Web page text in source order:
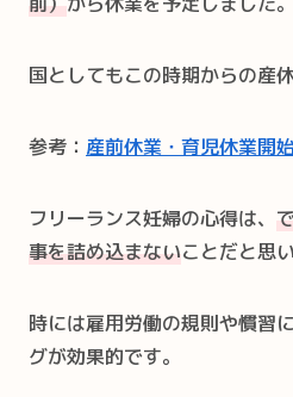
国としてもこの時期からの産
参考： 産前休業・育児休業開
フリーランス妊婦の心得は、
事を詰め込まないことだと思
時には雇用労働の規則や慣習
グが効果的です。